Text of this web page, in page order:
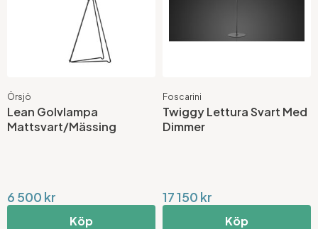
Örsjö
Lean Golvlampa
Mattsvart/Mässing
6 500 kr
Köp
Foscarini
Twiggy Lettura Svart Med
Dimmer
17 150 kr
Köp